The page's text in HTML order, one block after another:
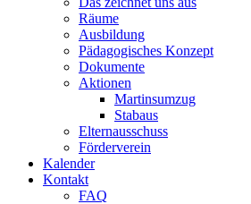
Räume
Ausbildung
Pädagogisches Konzept
Dokumente
Aktionen
Martinsumzug
Stabaus
Elternausschuss
Förderverein
Kalender
Kontakt
FAQ